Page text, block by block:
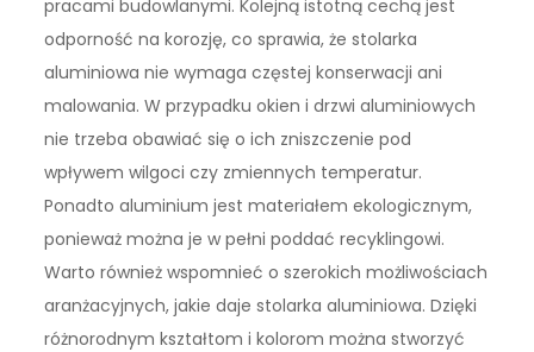
pracami budowlanymi. Kolejną istotną cechą jest
odporność na korozję, co sprawia, że stolarka
aluminiowa nie wymaga częstej konserwacji ani
malowania. W przypadku okien i drzwi aluminiowych
nie trzeba obawiać się o ich zniszczenie pod
wpływem wilgoci czy zmiennych temperatur.
Ponadto aluminium jest materiałem ekologicznym,
ponieważ można je w pełni poddać recyklingowi.
Warto również wspomnieć o szerokich możliwościach
aranżacyjnych, jakie daje stolarka aluminiowa. Dzięki
różnorodnym kształtom i kolorom można stworzyć